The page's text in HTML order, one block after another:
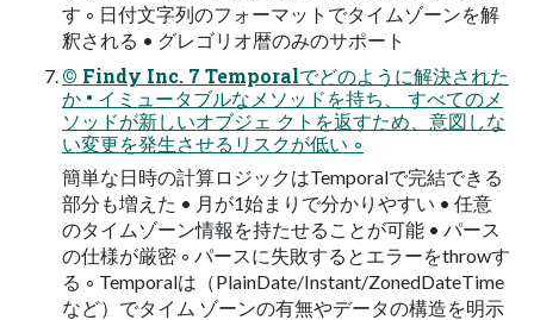
す ◦ ⽇付⽂字列のフォーマットでタイムゾーンを解
釈される • グレゴリオ暦のみのサポート
© Findy Inc. 7 Temporalでどのように解決された
か • イミュータブルなメソッドを持ち、 すべてのメ
ソッドが新しいオブジェ クトを返すため、意図しな
い変更を発⽣させるリスクが低い ◦
簡単な⽇時の計算ロジックはTemporalで完結できる
部分も増えた • ⽉が1始まりで分かりやすい • 任意
のタイムゾーン情報を持たせることが可能 • パース
の仕様が厳密 ◦ パースに失敗するとエラーをthrowす
る ◦ Temporalは（PlainDate/Instant/ZonedDateTime
など）でタイム ゾーンの有無やデータの構造を明⽰